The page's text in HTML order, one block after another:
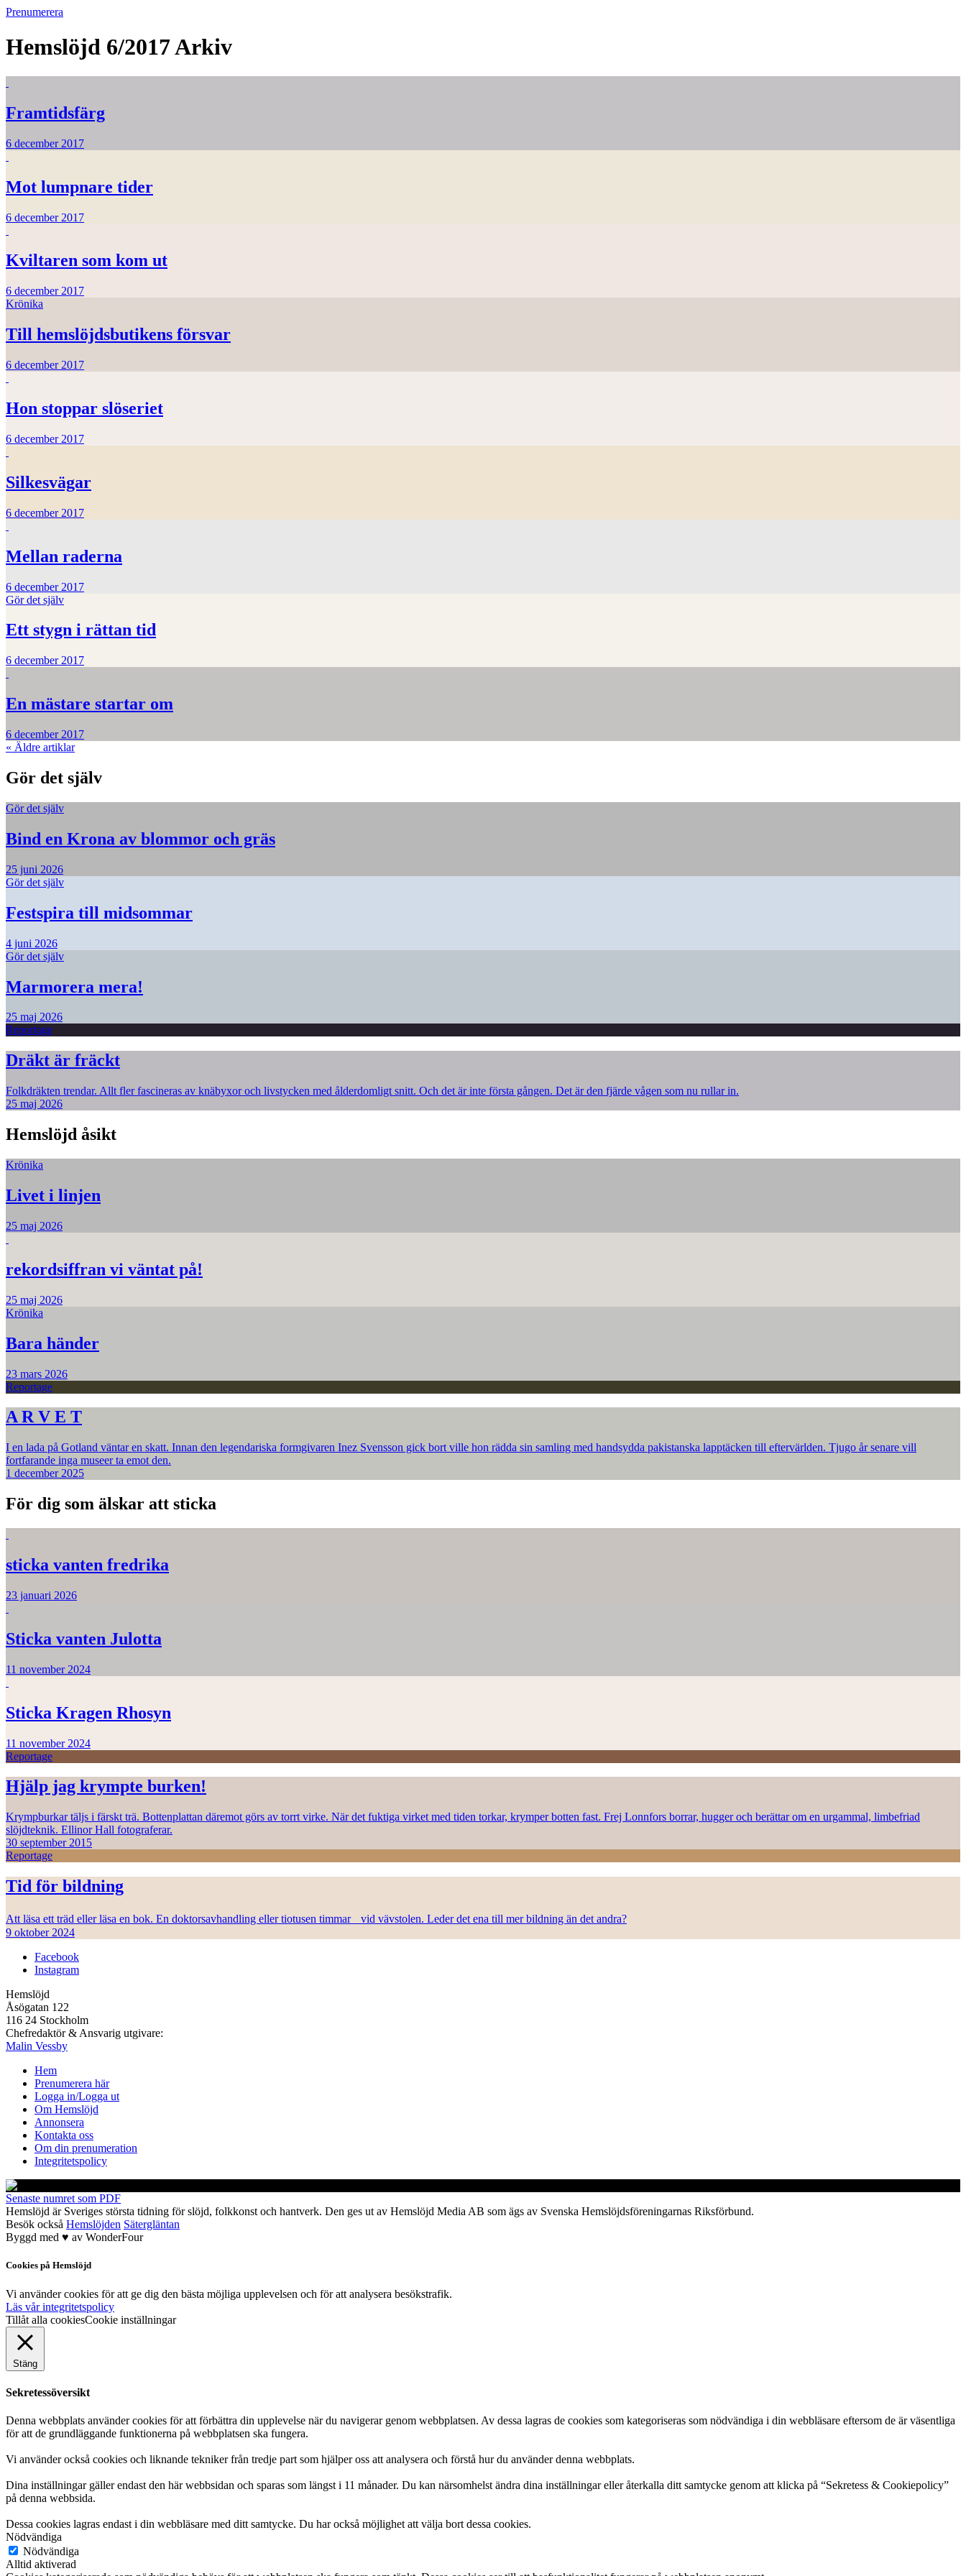
Prenumerera
Hemslöjd 6/2017Arkiv
Framtidsfärg
6 december 2017
Mot lumpnare tider
6 december 2017
Kviltaren som kom ut
6 december 2017
Krönika
Till hemslöjdsbutikens försvar
6 december 2017
Hon stoppar slöseriet
6 december 2017
Silkesvägar
6 december 2017
Mellan raderna
6 december 2017
Gör det själv
Ett stygn i rättan tid
6 december 2017
En mästare startar om
6 december 2017
« Äldre artiklar
Gör det själv
Gör det själv
Bind en Krona av blommor och gräs
25 juni 2026
Gör det själv
Festspira till midsommar
4 juni 2026
Gör det själv
Marmorera mera!
25 maj 2026
Reportage
Dräkt är fräckt
Folkdräkten trendar. Allt fler fascineras av knäbyxor och livstycken med ålderdomligt snitt. Och det är inte första gången. Det är den fjärde vågen som nu rullar in.
25 maj 2026
Hemslöjd åsikt
Krönika
Livet i linjen
25 maj 2026
rekordsiffran vi väntat på!
25 maj 2026
Krönika
Bara händer
23 mars 2026
Reportage
A R V E T
I en lada på Gotland väntar en skatt. Innan den legendariska formgivaren Inez Svensson gick bort ville hon rädda sin samling med handsydda pakistanska lapptäcken till eftervärlden. Tjugo år senare vill
fortfarande inga museer ta emot den.
1 december 2025
För dig som älskar att sticka
sticka vanten fredrika
23 januari 2026
Sticka vanten Julotta
11 november 2024
Sticka Kragen Rhosyn
11 november 2024
Reportage
Hjälp jag krympte burken!
Krympburkar täljs i färskt trä. Bottenplattan däremot görs av torrt virke. När det fuktiga virket med tiden torkar, krymper botten fast. Frej Lonnfors borrar, hugger och berättar om en urgammal, limbefriad
slöjdteknik. Ellinor Hall fotograferar.
30 september 2015
Reportage
Tid för bildning
Att läsa ett träd eller läsa en bok. En doktorsavhandling eller tiotusen timmar vid vävstolen. Leder det ena till mer bildning än det andra?
9 oktober 2024
Facebook
Instagram
Hemslöjd
Åsögatan 122
116 24 Stockholm
Chefredaktör & Ansvarig utgivare:
Malin Vessby
Hem
Prenumerera här
Logga in/Logga ut
Om Hemslöjd
Annonsera
Kontakta oss
Om din prenumeration
Integritetspolicy
Senaste numret som PDF
Hemslöjd är Sveriges största tidning för slöjd, folkkonst och hantverk. Den ges ut av Hemslöjd Media AB som ägs av Svenska Hemslöjdsföreningarnas Riksförbund.
Besök också Hemslöjden Sätergläntan
Byggd med ♥ av WonderFour
Cookies på Hemslöjd
Vi använder cookies för att ge dig den bästa möjliga upplevelsen och för att analysera besökstrafik.
Läs vår integritetspolicy
Tillåt alla cookiesCookie inställningar
Stäng
Sekretessöversikt
Denna webbplats använder cookies för att förbättra din upplevelse när du navigerar genom webbplatsen. Av dessa lagras de cookies som kategoriseras som nödvändiga i din webbläsare eftersom de är väsentliga
för att de grundläggande funktionerna på webbplatsen ska fungera.
Vi använder också cookies och liknande tekniker från tredje part som hjälper oss att analysera och förstå hur du använder denna webbplats.
Dina inställningar gäller endast den här webbsidan och sparas som längst i 11 månader. Du kan närsomhelst ändra dina inställningar eller återkalla ditt samtycke genom att klicka på “Sekretess & Cookiepolicy”
på denna webbsida.
Dessa cookies lagras endast i din webbläsare med ditt samtycke. Du har också möjlighet att välja bort dessa cookies.
Nödvändiga
Nödvändiga
Alltid aktiverad